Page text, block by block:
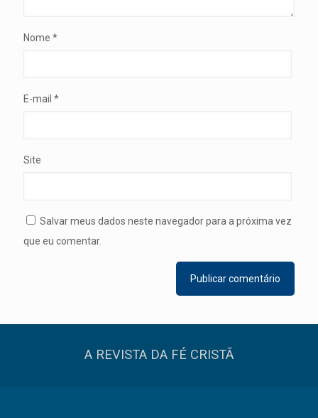
Nome *
E-mail *
Site
Salvar meus dados neste navegador para a próxima vez
que eu comentar.
A REVISTA DA FÉ CRISTÃ